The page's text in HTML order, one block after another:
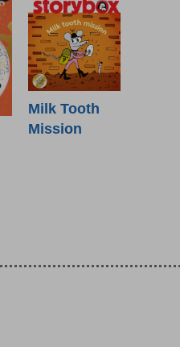
Milk Tooth
Mission